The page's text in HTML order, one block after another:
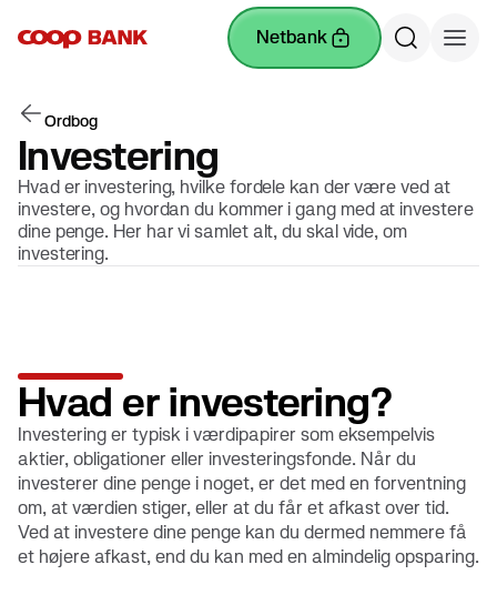
netbank
Ordbog
Investering
Hvad er investering, hvilke fordele kan der være ved at
investere, og hvordan du kommer i gang med at investere
dine penge. Her har vi samlet alt, du skal vide, om
investering.
Hvad er investering?
Investering er typisk i værdipapirer som eksempelvis
aktier, obligationer eller investeringsfonde. Når du
investerer dine penge i noget, er det med en forventning
om, at værdien stiger, eller at du får et afkast over tid.
Ved at investere dine penge kan du dermed nemmere få
et højere afkast, end du kan med en almindelig opsparing.